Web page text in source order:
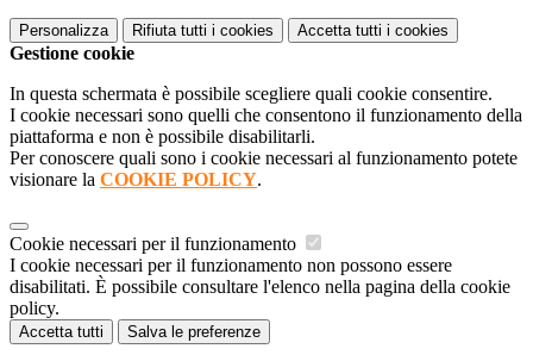
Personalizza Rifiuta tutti i cookies Accetta tutti i cookies
Gestione cookie
In questa schermata è possibile scegliere quali cookie consentire.
I cookie necessari sono quelli che consentono il funzionamento della
piattaforma e non è possibile disabilitarli.
Per conoscere quali sono i cookie necessari al funzionamento potete
visionare la COOKIE POLICY.
Cookie necessari per il funzionamento
I cookie necessari per il funzionamento non possono essere
disabilitati. È possibile consultare l'elenco nella pagina della cookie
policy.
Accetta tutti Salva le preferenze